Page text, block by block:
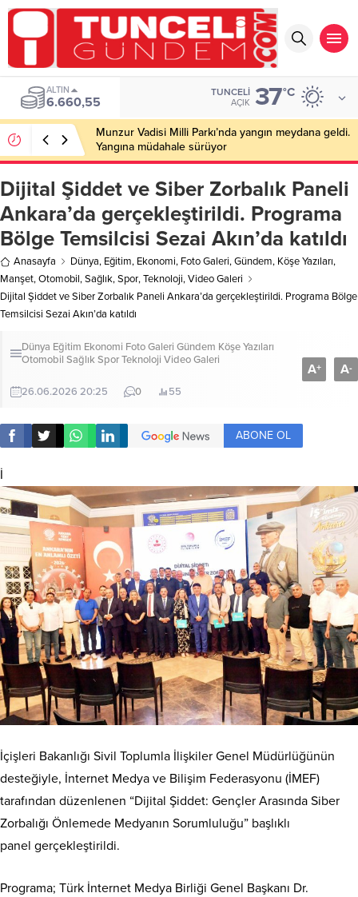
ALTIN
6.660,55
TUNCELI
AÇIK 37°C
Munzur Vadisi Milli Parkı’nda yangın meydana geldi.
Yangına müdahale sürüyor
Dijital Şiddet ve Siber Zorbalık Paneli
Ankara’da gerçekleştirildi. Programa
Bölge Temsilcisi Sezai Akın’da katıldı
Anasayfa Dünya, Eğitim, Ekonomi, Foto Galeri,Gündem, Köşe Yazıları,
Manşet,Otomobil,Sağlık,Spor,Teknoloji,Video Galeri
Dijital Şiddet ve Siber Zorbalık Paneli Ankara’da gerçekleştirildi. Programa Bölge
Temsilcisi Sezai Akın’da katıldı
Dünya Eğitim Ekonomi Foto Galeri Gündem Köşe Yazıları
Otomobil SağlıkSporTeknoloji Video Galeri
26.06.2026 20:25 0 55
A+ A-
ABONE OL
İ
İçişleri Bakanlığı Sivil Toplumla İlişkiler Genel Müdürlüğünün
desteğiyle, İnternet Medya ve Bilişim Federasyonu (İMEF)
tarafından düzenlenen “Dijital Şiddet: Gençler Arasında Siber
Zorbalığı Önlemede Medyanın Sorumluluğu” başlıklı
panel gerçekleştirildi.
Programa; Türk İnternet Medya Birliği Genel Başkanı Dr.